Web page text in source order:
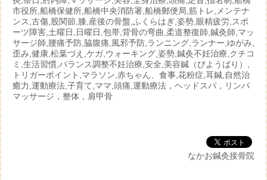
市役所,船橋保健所,船橋中央消防署,船橋郵便局,筋トレ,メンテナ
ンス,古傷,股関節,膝,産後の骨盤,ふくらはぎ,姿勢,眼精疲労,スポ
ーツ障害,土曜日,日曜日,包帯,背骨の弯曲,柔道整復師,鍼灸師,マッ
サージ師,腰痛予防,脇腹痛,風邪予防,ランニング,ランナー,ゆがみ,
歪み,健康,松葉づえ,ケガ,ウォーキング,姿勢,鍼灸不妊治療,クチコ
ミ,生活習慣,バランス調整不妊治療,安全,美容鍼（びようばり）,
トリガーポイント,マラソン,赤ちゃん、食事,花粉症,耳鍼,自然治
癒力,運動療法,子育て,ママ,頭痛,運動療法，ヘッドスパ，リンパ
マッサージ，整体，肩甲骨
なかお鍼灸接骨院